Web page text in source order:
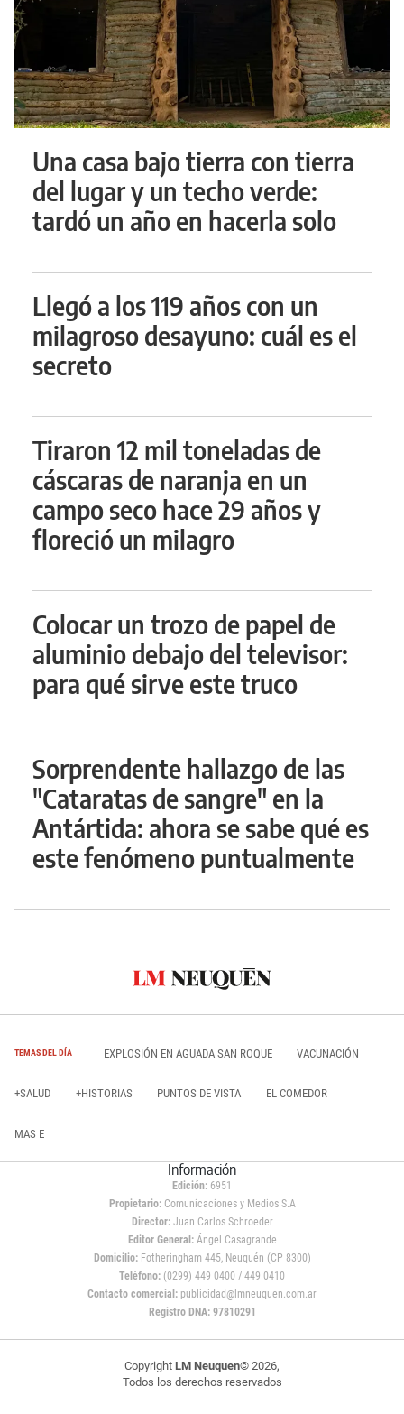
Una casa bajo tierra con tierra
del lugar y un techo verde:
tardó un año en hacerla solo
Llegó a los 119 años con un
milagroso desayuno: cuál es el
secreto
Tiraron 12 mil toneladas de
cáscaras de naranja en un
campo seco hace 29 años y
floreció un milagro
Colocar un trozo de papel de
aluminio debajo del televisor:
para qué sirve este truco
Sorprendente hallazgo de las
"Cataratas de sangre" en la
Antártida: ahora se sabe qué es
este fenómeno puntualmente
TEMAS DEL DÍA EXPLOSIÓN EN AGUADA SAN ROQUE VACUNACIÓN
+SALUD +HISTORIAS PUNTOS DE VISTA EL COMEDOR
MAS E
Información
Edición: 6951
Propietario:Comunicaciones y Medios S.A
Director: Juan Carlos Schroeder
Editor General:Ángel Casagrande
Domicilio:Fotheringham 445, Neuquén (CP 8300)
Teléfono: (0299) 449 0400 / 449 0410
Contacto comercial: publicidad@lmneuquen.com.ar
Registro DNA: 97810291
Copyright LM Neuquen© 2026,
Todos los derechos reservados